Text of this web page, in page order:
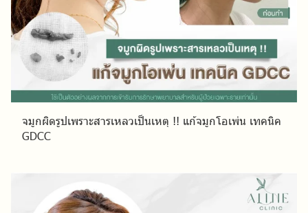
จมูกผิดรูปเพราะสารเหลวเป็นเหตุ !! แก้จมูกโอเพ่น เทคนิค
GDCC